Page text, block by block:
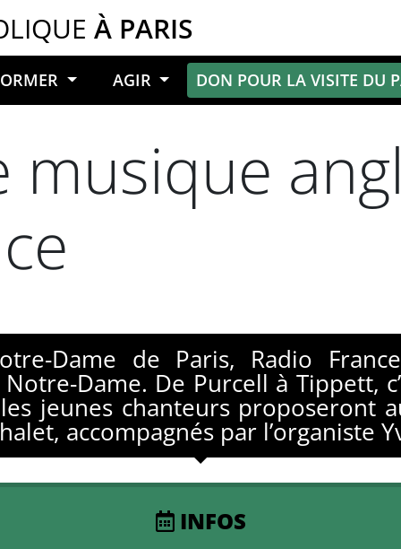
À PARIS
AGIR DON POUR LA VISITE DU
musique
Dame de Paris, Radio
Dame. De Purcell à Tippett,
jeunes chanteurs proposeront
accompagnés par l’organiste
INFOS